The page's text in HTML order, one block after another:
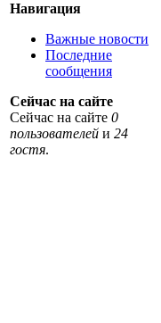
Навигация
Важные новости
Последние
сообщения
Сейчас на сайте
Сейчас на сайте 0
пользователей и 24
гостя.